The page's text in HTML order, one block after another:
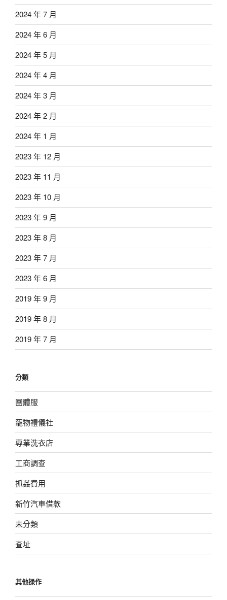
2024 年 7 月
2024 年 6 月
2024 年 5 月
2024 年 4 月
2024 年 3 月
2024 年 2 月
2024 年 1 月
2023 年 12 月
2023 年 11 月
2023 年 10 月
2023 年 9 月
2023 年 8 月
2023 年 7 月
2023 年 6 月
2019 年 9 月
2019 年 8 月
2019 年 7 月
分類
團體服
寵物禮儀社
專業洗衣店
工商調查
抓姦費用
新竹汽車借款
未分類
查址
其他操作